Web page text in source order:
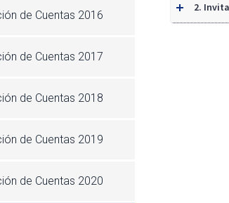
de Cuentas 2016
de Cuentas 2017
de Cuentas 2018
de Cuentas 2019
de Cuentas 2020
2.